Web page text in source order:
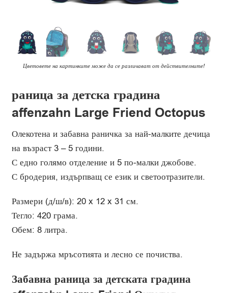
Цветовете на картинките може да се различават от действителните!
раница за детска градина
affenzahn Large Friend Octopus
Олекотена и забавна раничка за най-малките дечица
на възраст 3 – 5 години.
С едно голямо отделение и 5 по-малки джобове.
С бродерия, издърпващ се език и светоотразители.
Размери (д/ш/в): 20 x 12 x 31 см.
Тегло: 420 грама.
Обем: 8 литра.
Не задържа мръсотията и лесно се почиства.
Забавна раница за детската градина